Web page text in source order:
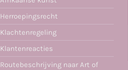
Herroepingsrecht
Klachtenregeling
Klantenreacties
Routebeschrijving naar Art of